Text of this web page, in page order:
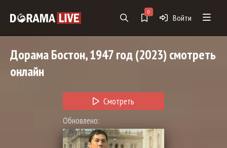
0
Войти
ДорамаБостон, 1947 год(2023) смотреть
онлайн
Смотреть
Обновлено: